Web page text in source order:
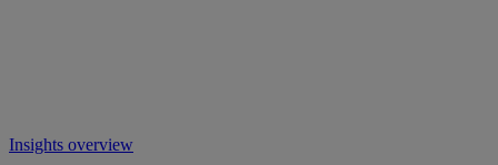
Insights overview